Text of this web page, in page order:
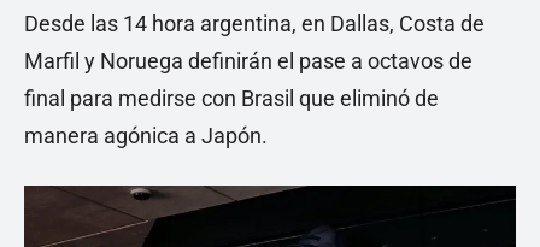
Desde las 14 hora argentina, en Dallas, Costa de
Marfil y Noruega definirán el pase a octavos de
final para medirse con Brasil que eliminó de
manera agónica a Japón.